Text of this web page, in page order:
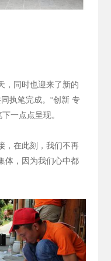
，同时也迎来了新的
执笔完成。“创新 专
一点点呈现。
，在此刻，我们不再
体，因为我们心中都